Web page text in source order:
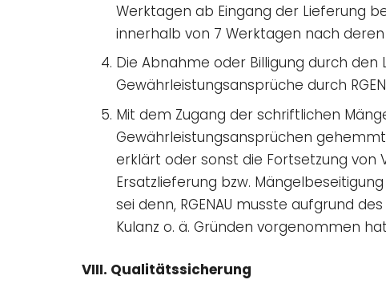
Werktagen ab Eingang der Lieferung
innerhalb von 7 Werktagen nach
Die Abnahme oder Billigung durch
Gewährleistungsansprüche durch
Mit dem Zugang der schriftlichen
Gewährleistungsansprüchen
erklärt oder sonst die Fortsetzung von
Ersatzlieferung bzw.
sei denn, RGENAU musste aufgrund
Kulanz o. ä. Gründen vorgenommen
VIII. Qualitätssicherung